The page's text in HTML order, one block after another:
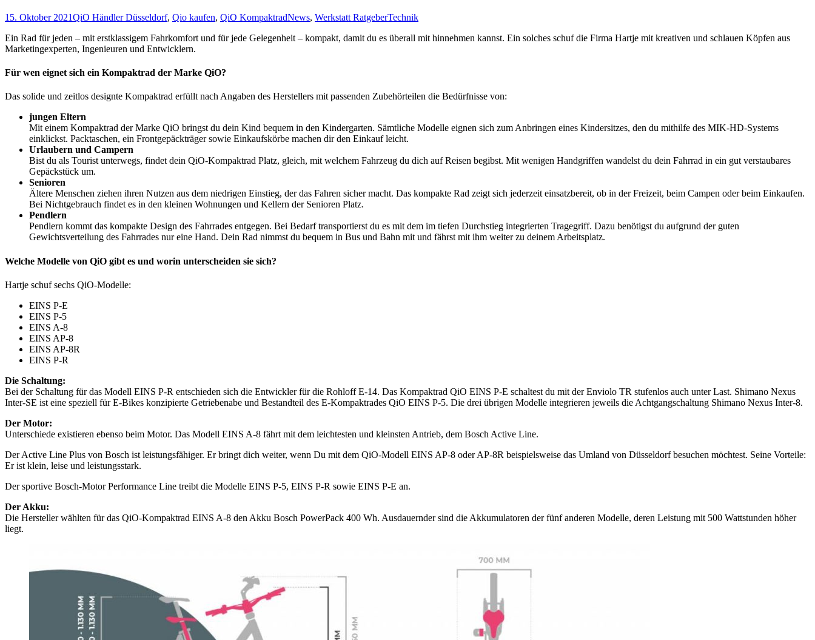
15. Oktober 2021QiO Händler Düsseldorf, Qio kaufen, QiO KompaktradNews, Werkstatt RatgeberTechnik
Ein Rad für jeden – mit erstklassigem Fahrkomfort und für jede Gelegenheit – kompakt, damit du es überall mit hinnehmen kannst. Ein solches schuf die Firma Hartje mit kreativen und schlauen Köpfen aus
Marketingexperten, Ingenieuren und Entwicklern.
Für wen eignet sich ein Kompaktrad der Marke QiO?
Das solide und zeitlos designte Kompaktrad erfüllt nach Angaben des Herstellers mit passenden Zubehörteilen die Bedürfnisse von:
jungen Eltern
Mit einem Kompaktrad der Marke QiO bringst du dein Kind bequem in den Kindergarten. Sämtliche Modelle eignen sich zum Anbringen eines Kindersitzes, den du mithilfe des MIK-HD-Systems
einklickst. Packtaschen, ein Frontgepäckträger sowie Einkaufskörbe machen dir den Einkauf leicht.
Urlaubern und Campern
Bist du als Tourist unterwegs, findet dein QiO-Kompaktrad Platz, gleich, mit welchem Fahrzeug du dich auf Reisen begibst. Mit wenigen Handgriffen wandelst du dein Fahrrad in ein gut verstaubares
Gepäckstück um.
Senioren
Ältere Menschen ziehen ihren Nutzen aus dem niedrigen Einstieg, der das Fahren sicher macht. Das kompakte Rad zeigt sich jederzeit einsatzbereit, ob in der Freizeit, beim Campen oder beim Einkaufen.
Bei Nichtgebrauch findet es in den kleinen Wohnungen und Kellern der Senioren Platz.
Pendlern
Pendlern kommt das kompakte Design des Fahrrades entgegen. Bei Bedarf transportierst du es mit dem im tiefen Durchstieg integrierten Tragegriff. Dazu benötigst du aufgrund der guten
Gewichtsverteilung des Fahrrades nur eine Hand. Dein Rad nimmst du bequem in Bus und Bahn mit und fährst mit ihm weiter zu deinem Arbeitsplatz.
Welche Modelle von QiO gibt es und worin unterscheiden sie sich?
Hartje schuf sechs QiO-Modelle:
EINS P-E
EINS P-5
EINS A-8
EINS AP-8
EINS AP-8R
EINS P-R
Die Schaltung:
Bei der Schaltung für das Modell EINS P-R entschieden sich die Entwickler für die Rohloff E-14. Das Kompaktrad QiO EINS P-E schaltest du mit der Enviolo TR stufenlos auch unter Last. Shimano Nexus
Inter-SE ist eine speziell für E-Bikes konzipierte Getriebenabe und Bestandteil des E-Kompaktrades QiO EINS P-5. Die drei übrigen Modelle integrieren jeweils die Achtgangschaltung Shimano Nexus Inter-8.
Der Motor:
Unterschiede existieren ebenso beim Motor. Das Modell EINS A-8 fährt mit dem leichtesten und kleinsten Antrieb, dem Bosch Active Line.
Der Active Line Plus von Bosch ist leistungsfähiger. Er bringt dich weiter, wenn Du mit dem QiO-Modell EINS AP-8 oder AP-8R beispielsweise das Umland von Düsseldorf besuchen möchtest. Seine Vorteile:
Er ist klein, leise und leistungsstark.
Der sportive Bosch-Motor Performance Line treibt die Modelle EINS P-5, EINS P-R sowie EINS P-E an.
Der Akku:
Die Hersteller wählten für das QiO-Kompaktrad EINS A-8 den Akku Bosch PowerPack 400 Wh. Ausdauernder sind die Akkumulatoren der fünf anderen Modelle, deren Leistung mit 500 Wattstunden höher
liegt.